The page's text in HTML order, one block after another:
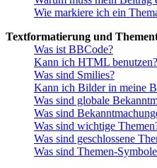
Wie markiere ich ein
Textformatierung und
Was ist BBCode?
Kann ich HTML benutzen?
Was sind Smilies?
Kann ich Bilder in meine
Was sind globale
Was sind
Was sind wichtige
Was sind geschlossene
Was sind Themen-